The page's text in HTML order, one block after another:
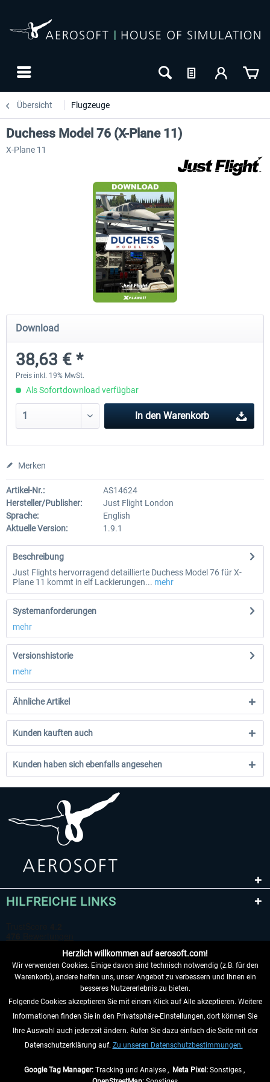
Übersicht Flugzeuge
Diamond DA-62
37,95 € *
Cessna 208 Grand Caravan
Duchess Model 76 (X-Plane 11)
X-Plane 11
Download
38,63 € *
Preis inkl. 19% MwSt.
Als Sofortdownload verfügbar
In den Warenkorb
Merken
Artikel-Nr.:
AS14624
Hersteller/Publisher:
Just Flight London
Sprache:
English
Aktuelle Version:
1.9.1
Beschreibung
Just Flights hervorragend detaillierte Duchess Model 76 für X-
Plane 11 kommt in elf Lackierungen... mehr
Systemanforderungen
mehr
Versionshistorie
mehr
Ähnliche Artikel
Kunden kauften auch
Kunden haben sich ebenfalls angesehen
HILFREICHE LINKS
VERTRAG WIDERRUFEN
INFORMATIONEN
Herzlich willkommen auf aerosoft.com!
Wir verwenden Cookies. Einige davon sind technisch notwendig (z.B. für den
Warenkorb), andere helfen uns, unser Angebot zu verbessern und Ihnen ein
besseres Nutzererlebnis zu bieten.
Folgende Cookies akzeptieren Sie mit einem Klick auf Alle akzeptieren. Weitere
Informationen finden Sie in den Privatsphäre-Einstellungen, dort können Sie
Ihre Auswahl auch jederzeit ändern. Rufen Sie dazu einfach die Seite mit der
Datenschutzerklärung auf. Zu unseren Datenschutzbestimmungen.
Google Tag Manager:Tracking und Analyse , Meta Pixel:Sonstiges ,